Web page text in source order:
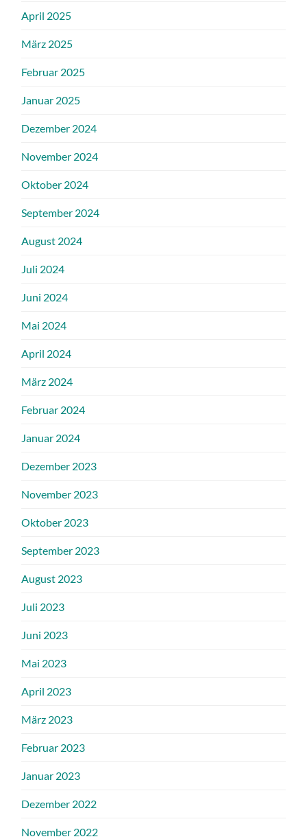
April 2025
März 2025
Februar 2025
Januar 2025
Dezember 2024
November 2024
Oktober 2024
September 2024
August 2024
Juli 2024
Juni 2024
Mai 2024
April 2024
März 2024
Februar 2024
Januar 2024
Dezember 2023
November 2023
Oktober 2023
September 2023
August 2023
Juli 2023
Juni 2023
Mai 2023
April 2023
März 2023
Februar 2023
Januar 2023
Dezember 2022
November 2022